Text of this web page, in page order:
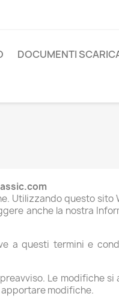
DOCUMENTI
Utilizzando questo
anche la nostra
a questi termini e
Le modifiche
modifiche.